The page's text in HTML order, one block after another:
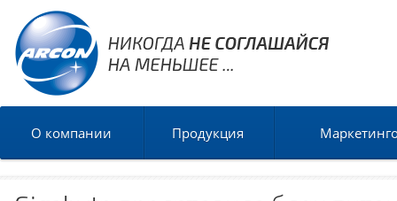
О компании Продукция